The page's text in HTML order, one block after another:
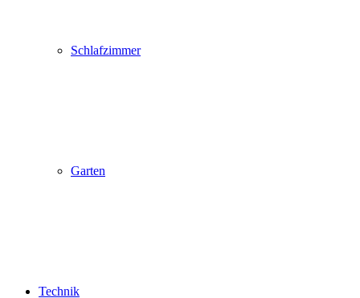
Schlafzimmer
Garten
Technik